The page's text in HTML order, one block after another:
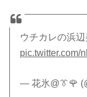
ウチカレの浜
pic.twitter.com/
— 花氷@👔🌹